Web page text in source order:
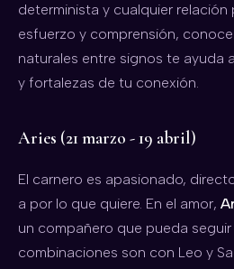
determinista y cualquier
esfuerzo y comprensión,
naturales entre signos te ayuda
y fortalezas de tu conexión.
Aries (21 marzo - 19 abril)
El carnero es apasionado,
a por lo que quiere. En el amor,
un compañero que pueda seguir
combinaciones son con Leo y